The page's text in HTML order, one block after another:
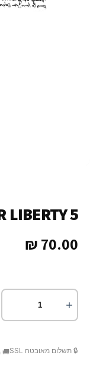
LIBERTY 5
70.00
₪
🔒 תשלום מאובטח SSL 🚚